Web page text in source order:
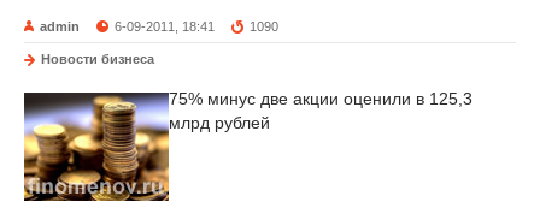
admin 6-09-2011, 18:41 1090
Новости бизнеса
75% минус две акции оценили в 125,3
млрд рублей